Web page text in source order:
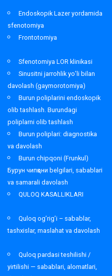
Endoskopik Lazer yordamida
sfenotomiya
Frontotomiya
Sfenotomiya LOR klinikasi
Sinusitni jarrohlik yo’li bilan
davolash (gaymorotomiya)
Burun poliplarini endoskopik
olib tashlash. Burundagi
poliplarni olib tashlash
Burun poliplari: diagnostika
va davolash
Burun chipqoni (Frunkul)
Бурун чипқони belgilari, sabablari
va samarali davolash
QULOQ KASALLIKLARI
Quloq og’rig’i – sabablar,
tashxislar, maslahat va davolash
Quloq pardasi teshilishi /
yirtilishi — sabablari, alomatlari,